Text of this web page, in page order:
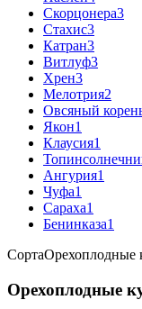
Скорцонера3
Стахис3
Катран3
Витлуф3
Хрен3
Мелотрия2
Овсяный
Якон1
Клаусия1
Ангурия1
Чуфа1
Сараха1
Бенинказа1
СортаОрехоплодные
Орехоплодные